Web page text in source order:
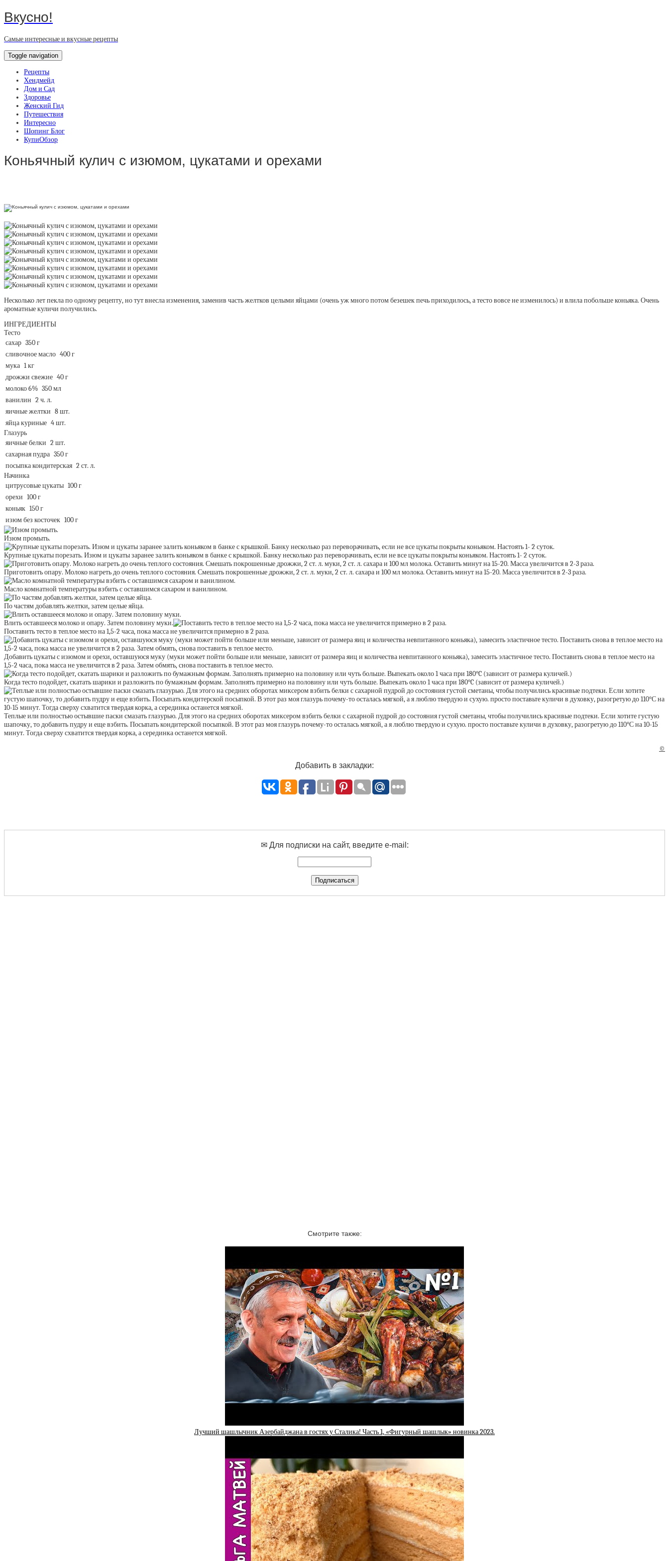
Вкусно!
Самые интересные и вкусные рецепты
Toggle navigation
Рецепты
Хендмейд
Дом и Сад
Здоровье
Женский Гид
Путешествия
Интересно
Шопинг Блог
КупиОбзор
Коньячный кулич с изюмом, цукатами и орехами
Несколько лет пекла по одному рецепту, но тут внесла изменения, заменив часть желтков целыми яйцами (очень уж много потом безешек печь приходилось, а тесто вовсе не изменилось) и влила побольше коньяка. Очень
ароматные куличи получились.
ИНГРЕДИЕНТЫ
Тесто
сахар 350 г
сливочное масло 400 г
мука 1 кг
дрожжи свежие 40 г
молоко 6% 350 мл
ванилин 2 ч. л.
яичные желтки 8 шт.
яйца куриные 4 шт.
Глазурь
яичные белки 2 шт.
сахарная пудра 350 г
посыпка кондитерская 2 ст. л.
Начинка
цитрусовые цукаты 100 г
орехи 100 г
коньяк 150 г
изюм без косточек 100 г
Изюм промыть.
Крупные цукаты порезать. Изюм и цукаты заранее залить коньяком в банке с крышкой. Банку несколько раз переворачивать, если не все цукаты покрыты коньяком. Настоять 1- 2 суток.
Приготовить опару. Молоко нагреть до очень теплого состояния. Смешать покрошенные дрожжи, 2 ст. л. муки, 2 ст. л. сахара и 100 мл молока. Оставить минут на 15-20. Масса увеличится в 2-3 раза.
Масло комнатной температуры взбить с оставшимся сахаром и ванилином.
По частям добавлять желтки, затем целые яйца.
Влить оставшееся молоко и опару. Затем половину муки.
Поставить тесто в теплое место на 1,5-2 часа, пока масса не увеличится примерно в 2 раза.
Добавить цукаты с изюмом и орехи, оставшуюся муку (муки может пойти больше или меньше, зависит от размера яиц и количества невпитанного коньяка), замесить эластичное тесто. Поставить снова в теплое место на
1,5-2 часа, пока масса не увеличится в 2 раза. Затем обмять, снова поставить в теплое место.
Когда тесто подойдет, скатать шарики и разложить по бумажным формам. Заполнять примерно на половину или чуть больше. Выпекать около 1 часа при 180°C (зависит от размера куличей.)
Теплые или полностью остывшие паски смазать глазурью. Для этого на средних оборотах миксером взбить белки с сахарной пудрой до состояния густой сметаны, чтобы получились красивые подтеки. Если хотите густую
шапочку, то добавить пудру и еще взбить. Посыпать кондитерской посыпкой. В этот раз моя глазурь почему-то осталась мягкой, а я люблю твердую и сухую. просто поставьте куличи в духовку, разогретую до 110°С на 10-15
минут. Тогда сверху схватится твердая корка, а серединка останется мягкой.
©
Добавить в закладки:
✉ Для подписки на сайт, введите e-mail:
Смотрите также:
Лучший шашлычник Азербайджана в гостях у Сталика! Часть 1, «Фигурный шашлык» новинка 2023.